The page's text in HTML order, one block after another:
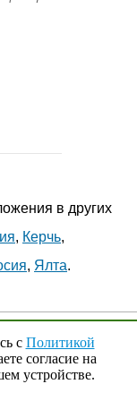
в других
, Керчь,
, Ялта.
с Политикой
согласие на
устройстве.
Наверх